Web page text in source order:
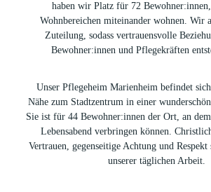
haben wir Platz für 72
Wohnbereichen miteinander wohnen. Wir
Zuteilung, sodass vertrauensvolle
Bewohner:innen und Pflegekräften
Unser Pflegeheim Marienheim befindet
Nähe zum Stadtzentrum in einer
Sie ist für 44 Bewohner:innen der Ort, an
Lebensabend verbringen können.
Vertrauen, gegenseitige Achtung und
unserer täglichen Arbeit.